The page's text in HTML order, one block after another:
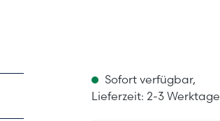
Sofort verfügbar,
Lieferzeit: 2-3 Werktage